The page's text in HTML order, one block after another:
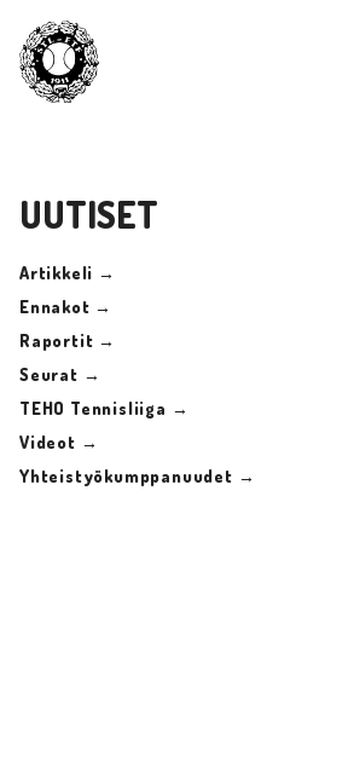
UUTISET
Artikkeli →
Ennakot →
Raportit →
Seurat →
TEHO Tennisliiga →
Videot →
Yhteistyökumppanuudet →